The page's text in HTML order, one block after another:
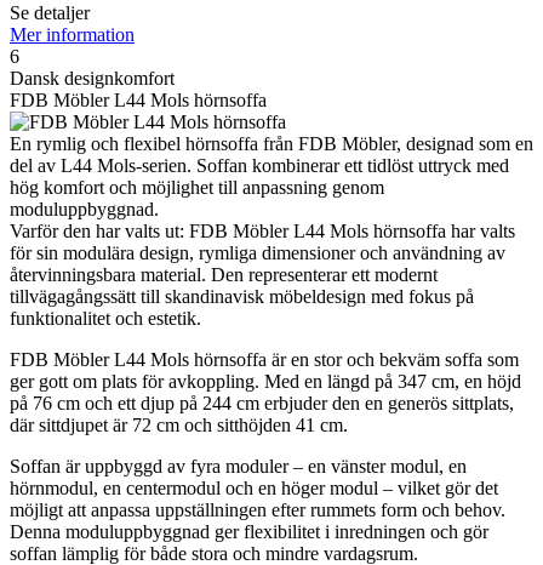
Se detaljer
Mer information
6
Dansk designkomfort
FDB Möbler L44 Mols hörnsoffa
En rymlig och flexibel hörnsoffa från FDB Möbler, designad som en
del av L44 Mols-serien. Soffan kombinerar ett tidlöst uttryck med
hög komfort och möjlighet till anpassning genom
moduluppbyggnad.
Varför den har valts ut: FDB Möbler L44 Mols hörnsoffa har valts
för sin modulära design, rymliga dimensioner och användning av
återvinningsbara material. Den representerar ett modernt
tillvägagångssätt till skandinavisk möbeldesign med fokus på
funktionalitet och estetik.
FDB Möbler L44 Mols hörnsoffa är en stor och bekväm soffa som
ger gott om plats för avkoppling. Med en längd på 347 cm, en höjd
på 76 cm och ett djup på 244 cm erbjuder den en generös sittplats,
där sittdjupet är 72 cm och sitthöjden 41 cm.
Soffan är uppbyggd av fyra moduler – en vänster modul, en
hörnmodul, en centermodul och en höger modul – vilket gör det
möjligt att anpassa uppställningen efter rummets form och behov.
Denna moduluppbyggnad ger flexibilitet i inredningen och gör
soffan lämplig för både stora och mindre vardagsrum.